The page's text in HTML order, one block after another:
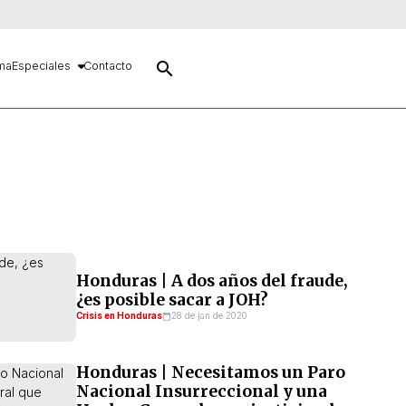
Especiales Contacto search
Honduras | A dos años del fraude,
¿es posible sacar a JOH?
Crisis en Honduras 28 de jan de 2020
Honduras | Necesitamos un Paro
Nacional Insurreccional y una